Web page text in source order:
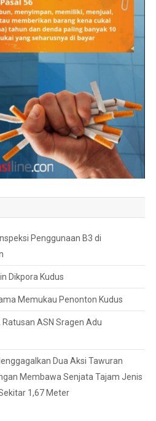
Penggunaan B3 di
Dikpora Kudus
Memukau Penonton Kudus
Ratusan ASN Sragen Adu
Dua Aksi Tawuran
Membawa Senjata Tajam Jenis
1,67 Meter